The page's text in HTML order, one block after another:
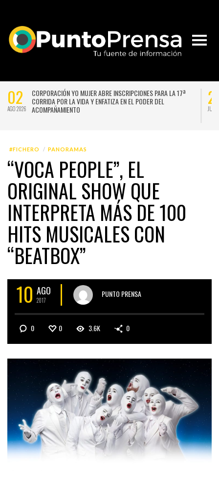
02
AGO 2026
CORPORACIÓN YO MUJER ABRE INSCRIPCIONES PARA LA 17ª
CORRIDA POR LA VIDA Y ENFATIZA EN EL PODER DEL
ACOMPAÑAMIENTO
JUL
#FICHERO PANORAMAS
“VOCA PEOPLE”, EL
ORIGINAL SHOW QUE
INTERPRETA MÁS DE 100
HITS MUSICALES CON
“BEATBOX”
10 AGO
2017
PUNTO PRENSA
0 0 3.6K 0